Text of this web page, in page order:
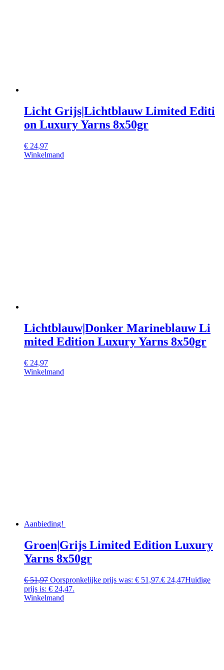
Licht Grijs|Lichtblauw Limited Editi
on Luxury Yarns 8x50gr
€ 24,97
Winkelmand
Lichtblauw|Donker Marineblauw Li
mited Edition Luxury Yarns 8x50gr
€ 24,97
Winkelmand
Aanbieding!
Groen|Grijs Limited Edition Luxury
Yarns 8x50gr
€51,97 Oorspronkelijke prijs was: € 51,97.€ 24,47Huidige
prijs is: € 24,47.
Winkelmand